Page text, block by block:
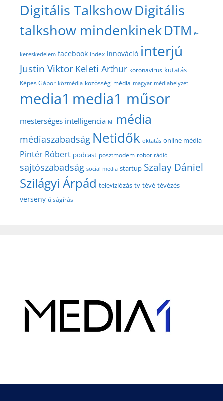
Digitális TalkshowDigitális
talkshow mindenkinekDTM e-
kereskedelem facebook Index innováció interjú
Justin Viktor Keleti Arthur koronavírus kutatás
Képes Gábor közmédia közösségi média magyar médiahelyzet
media1 media1 műsor
mesterséges intelligencia MI média
médiaszabadság Netidők oktatás online média
Pintér Róbert podcast posztmodem robot rádió
sajtószabadság social media startup Szalay Dániel
Szilágyi Árpád televíziózás tv tévé tévézés
verseny újságírás